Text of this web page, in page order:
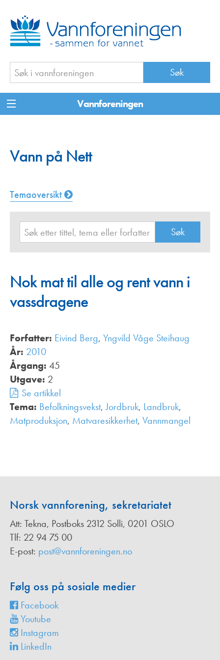
Vannforeningen
Vann på Nett
Temaoversikt
Nok mat til alle og rent vann i
vassdragene
Forfatter: Eivind Berg, Yngvild Våge Steihaug
År: 2010
Årgang: 45
Utgave: 2
Se artikkel
Tema: Befolkningsvekst, Jordbruk, Landbruk,
Matproduksjon, Matvaresikkerhet, Vannmangel
Norsk vannforening, sekretariatet
Att: Tekna, Postboks 2312 Solli, 0201 OSLO
Tlf: 22 94 75 00
E-post: post@vannforeningen.no
Følg oss på sosiale medier
Facebook
Youtube
Instagram
LinkedIn